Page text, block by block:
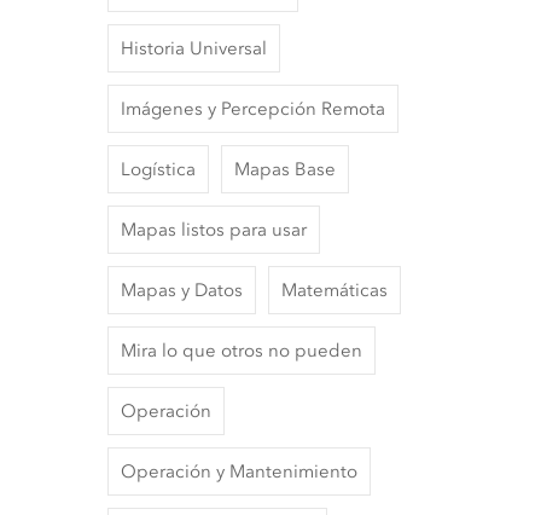
Historia Universal
Imágenes y Percepción Remota
Logística Mapas Base
Mapas listos para usar
Mapas y Datos Matemáticas
Mira lo que otros no pueden
Operación
Operación y Mantenimiento